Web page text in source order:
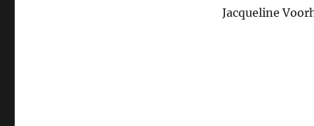
Jacqueline